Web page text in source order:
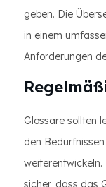
geben. Die
in einem
Anforderungen
Glossare sollten
den
sicher, dass das